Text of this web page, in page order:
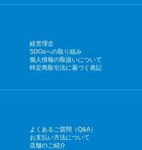
経営理念
SDGsへの取り組み
個人情報の取扱いについて
特定商取引法に基づく表記
よくあるご質問（Q&A）
お支払い方法について
店舗のご紹介